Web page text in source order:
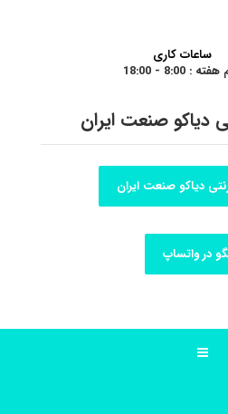
ساعات کاری
: 8:00 - 18:00
دیاکو صنعت ایران
دیاکو صنعت ایران
در واتساپ